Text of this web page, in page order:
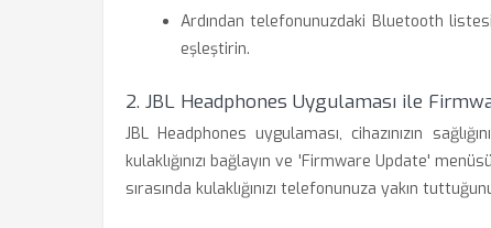
Ardından telefonunuzdaki Bluetooth
eşleştirin.
2. JBL Headphones Uygulaması ile
JBL Headphones uygulaması, cihazınızın
kulaklığınızı bağlayın ve 'Firmware Update'
sırasında kulaklığınızı telefonunuza yakın